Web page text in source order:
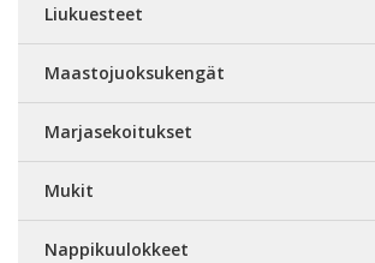
Liukuesteet
Maastojuoksukengät
Marjasekoitukset
Mukit
Nappikuulokkeet